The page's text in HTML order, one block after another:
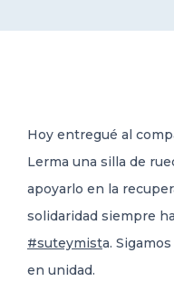
TRANSPARENCIA
Hoy entregué al
Lerma una silla de
apoyarlo en la
solidaridad siempre ha
#suteymista.
en unidad.